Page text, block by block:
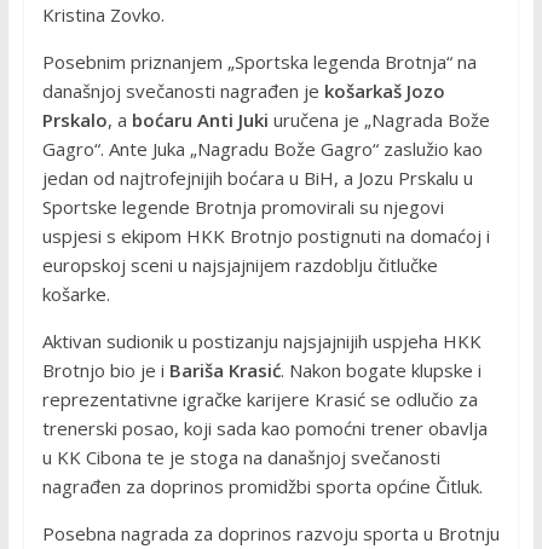
Kristina Zovko.
Posebnim priznanjem „Sportska legenda Brotnja“ na
današnjoj svečanosti nagrađen je košarkaš Jozo
Prskalo, a boćaru Anti Juki uručena je „Nagrada Bože
Gagro“. Ante Juka „Nagradu Bože Gagro“ zaslužio kao
jedan od najtrofejnijih boćara u BiH, a Jozu Prskalu u
Sportske legende Brotnja promovirali su njegovi
uspjesi s ekipom HKK Brotnjo postignuti na domaćoj i
europskoj sceni u najsjajnijem razdoblju čitlučke
košarke.
Aktivan sudionik u postizanju najsjajnijih uspjeha HKK
Brotnjo bio je i Bariša Krasić. Nakon bogate klupske i
reprezentativne igračke karijere Krasić se odlučio za
trenerski posao, koji sada kao pomoćni trener obavlja
u KK Cibona te je stoga na današnjoj svečanosti
nagrađen za doprinos promidžbi sporta općine Čitluk.
Posebna nagrada za doprinos razvoju sporta u Brotnju